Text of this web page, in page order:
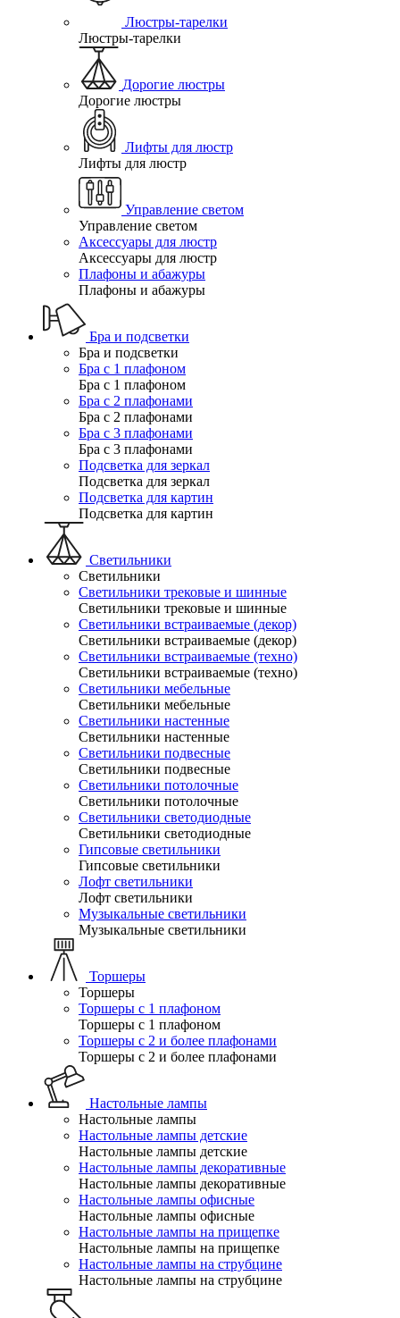
Люстры-тарелки
Люстры-тарелки
Дорогие люстры
Дорогие люстры
Лифты для люстр
Лифты для люстр
Управление светом
Управление светом
Аксессуары для люстр
Аксессуары для люстр
Плафоны и абажуры
Плафоны и абажуры
Бра и подсветки
Бра и подсветки
Бра с 1 плафоном
Бра с 1 плафоном
Бра с 2 плафонами
Бра с 2 плафонами
Бра с 3 плафонами
Бра с 3 плафонами
Подсветка для зеркал
Подсветка для зеркал
Подсветка для картин
Подсветка для картин
Светильники
Светильники
Светильники трековые и шинные
Светильники трековые и шинные
Светильники встраиваемые (декор)
Светильники встраиваемые (декор)
Светильники встраиваемые (техно)
Светильники встраиваемые (техно)
Светильники мебельные
Светильники мебельные
Светильники настенные
Светильники настенные
Светильники подвесные
Светильники подвесные
Светильники потолочные
Светильники потолочные
Светильники светодиодные
Светильники светодиодные
Гипсовые светильники
Гипсовые светильники
Лофт светильники
Лофт светильники
Музыкальные светильники
Музыкальные светильники
Торшеры
Торшеры
Торшеры с 1 плафоном
Торшеры с 1 плафоном
Торшеры с 2 и более плафонами
Торшеры с 2 и более плафонами
Настольные лампы
Настольные лампы
Настольные лампы детские
Настольные лампы детские
Настольные лампы декоративные
Настольные лампы декоративные
Настольные лампы офисные
Настольные лампы офисные
Настольные лампы на прищепке
Настольные лампы на прищепке
Настольные лампы на струбцине
Настольные лампы на струбцине